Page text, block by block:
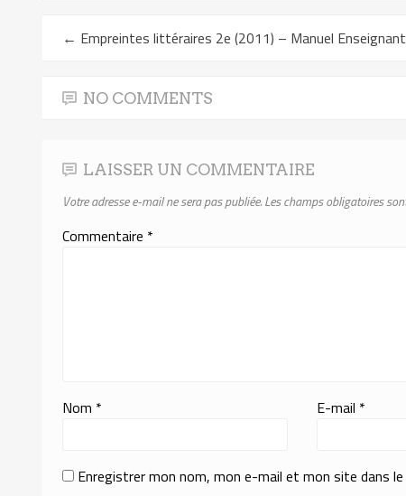
← Empreintes littéraires 2e (2011) – Manuel Enseignant
NO COMMENTS
LAISSER UN COMMENTAIRE
Votre adresse e-mail ne sera pas publiée.Les champs obligatoires
Commentaire *
Nom * E-mail *
Enregistrer mon nom, mon e-mail et mon site dans